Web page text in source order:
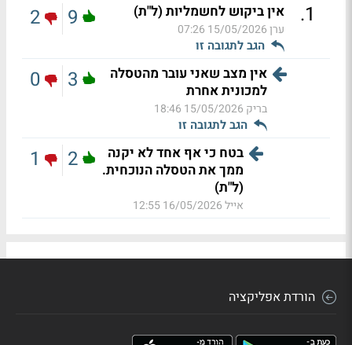
1
. אין ביקוש לחשמליות (ל"ת)
ערן15/05/2026 07:26
הגב לתגובה זו
9
2
אין מצב שאני עובר מהטסלה
למכונית אחרת
בריק 15/05/2026 18:46
הגב לתגובה זו
3
0
בטח כי אף אחד לא יקנה
ממך את הטסלה הנוכחית.
(ל"ת)
אייל16/05/2026 12:55
2
1
הורדת אפליקציה